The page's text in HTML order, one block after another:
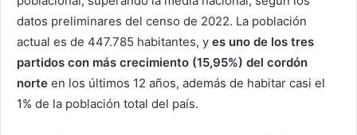
datos preliminares del censo de 2022. La población
actual es de 447.785 habitantes, y es uno de los tres
partidos con más crecimiento (15,95%) del cordón
norte en los últimos 12 años, además de habitar casi el
1% de la población total del país.